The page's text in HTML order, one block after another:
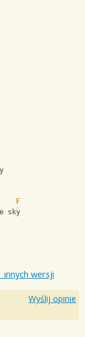
F
sky
innych wersji
Wyślij opinie